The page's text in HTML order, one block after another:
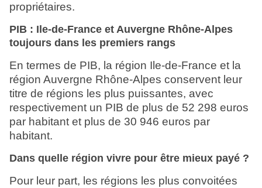
propriétaires.
PIB : Ile-de-France et Auvergne Rhône-Alpes
toujours dans les premiers rangs
En termes de PIB, la région Ile-de-France et la
région Auvergne Rhône-Alpes conservent leur
titre de régions les plus puissantes, avec
respectivement un PIB de plus de 52 298 euros
par habitant et plus de 30 946 euros par
habitant.
Dans quelle région vivre pour être mieux payé ?
Pour leur part, les régions les plus convoitées